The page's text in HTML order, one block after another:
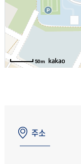
50m
주소